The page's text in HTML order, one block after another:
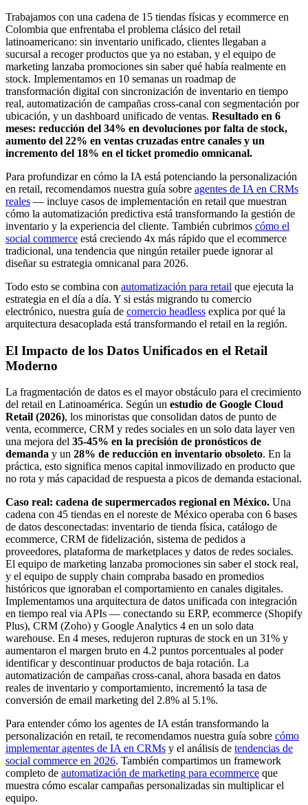
Trabajamos con una cadena de 15 tiendas físicas y ecommerce en
Colombia que enfrentaba el problema clásico del retail
latinoamericano: sin inventario unificado, clientes llegaban a
sucursal a recoger productos que ya no estaban, y el equipo de
marketing lanzaba promociones sin saber qué había realmente en
stock. Implementamos en 10 semanas un roadmap de
transformación digital con sincronización de inventario en tiempo
real, automatización de campañas cross-canal con segmentación por
ubicación, y un dashboard unificado de ventas. Resultado en 6
meses: reducción del 34% en devoluciones por falta de stock,
aumento del 22% en ventas cruzadas entre canales y un
incremento del 18% en el ticket promedio omnicanal.
Para profundizar en cómo la IA está potenciando la personalización
en retail, recomendamos nuestra guía sobre agentes de IA en CRMs
reales — incluye casos de implementación en retail que muestran
cómo la automatización predictiva está transformando la gestión de
inventario y la experiencia del cliente. También cubrimos cómo el
social commerce está creciendo 4x más rápido que el ecommerce
tradicional, una tendencia que ningún retailer puede ignorar al
diseñar su estrategia omnicanal para 2026.
Todo esto se combina con automatización para retail que ejecuta la
estrategia en el día a día. Y si estás migrando tu comercio
electrónico, nuestra guía de comercio headless explica por qué la
arquitectura desacoplada está transformando el retail en la región.
El Impacto de los Datos Unificados en el Retail
Moderno
La fragmentación de datos es el mayor obstáculo para el crecimiento
del retail en Latinoamérica. Según un estudio de Google Cloud
Retail (2026), los minoristas que consolidan datos de punto de
venta, ecommerce, CRM y redes sociales en un solo data layer ven
una mejora del 35-45% en la precisión de pronósticos de
demanda y un 28% de reducción en inventario obsoleto. En la
práctica, esto significa menos capital inmovilizado en producto que
no rota y más capacidad de respuesta a picos de demanda estacional.
Caso real: cadena de supermercados regional en México. Una
cadena con 45 tiendas en el noreste de México operaba con 6 bases
de datos desconectadas: inventario de tienda física, catálogo de
ecommerce, CRM de fidelización, sistema de pedidos a
proveedores, plataforma de marketplaces y datos de redes sociales.
El equipo de marketing lanzaba promociones sin saber el stock real,
y el equipo de supply chain compraba basado en promedios
históricos que ignoraban el comportamiento en canales digitales.
Implementamos una arquitectura de datos unificada con integración
en tiempo real via APIs — conectando su ERP, ecommerce (Shopify
Plus), CRM (Zoho) y Google Analytics 4 en un solo data
warehouse. En 4 meses, redujeron rupturas de stock en un 31% y
aumentaron el margen bruto en 4.2 puntos porcentuales al poder
identificar y descontinuar productos de baja rotación. La
automatización de campañas cross-canal, ahora basada en datos
reales de inventario y comportamiento, incrementó la tasa de
conversión de email marketing del 2.8% al 5.1%.
Para entender cómo los agentes de IA están transformando la
personalización en retail, te recomendamos nuestra guía sobre cómo
implementar agentes de IA en CRMs y el análisis de tendencias de
social commerce en 2026. También compartimos un framework
completo de automatización de marketing para ecommerce que
muestra cómo escalar campañas personalizadas sin multiplicar el
equipo.